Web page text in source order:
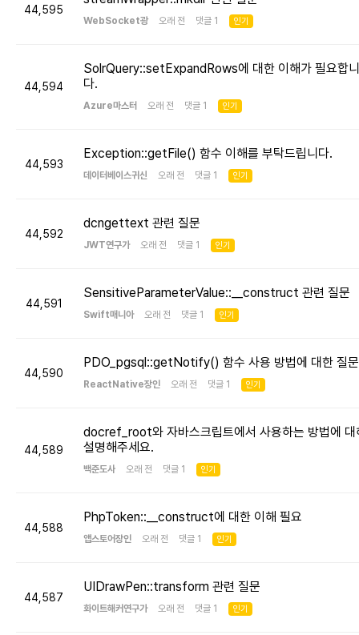
44,595
WebSocket광 오래 전 댓글 1 인기
44,594
SolrQuery::setExpandRows에 대한 이해가 필요합니
다.
Azure마스터 오래 전 댓글 1 인기
44,593
Exception::getFile() 함수 이해를 부탁드립니다.
데이터베이스귀신 오래 전 댓글 1 인기
44,592
dcngettext 관련 질문
JWT연구가 오래 전 댓글 1 인기
44,591
SensitiveParameterValue::__construct 관련 질문
Swift매니아 오래 전 댓글 1 인기
44,590
PDO_pgsql::getNotify() 함수 사용 방법에 대한 질문
ReactNative장인 오래 전 댓글 1 인기
44,589
docref_root와 자바스크립트에서 사용하는 방법에 대
설명해주세요.
백준도사 오래 전 댓글 1 인기
44,588
PhpToken::__construct에 대한 이해 필요
앱스토어장인 오래 전 댓글 1 인기
44,587
UIDrawPen::transform 관련 질문
화이트해커연구가 오래 전 댓글 1 인기